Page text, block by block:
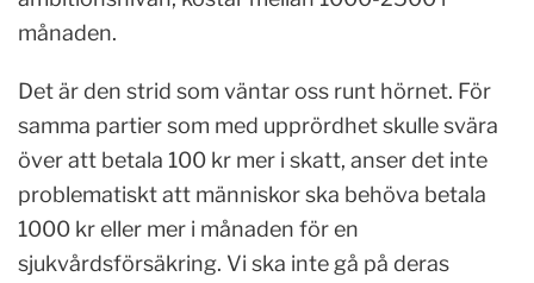
månaden.
Det är den strid som väntar oss runt hörnet. För
samma partier som med upprördhet skulle svära
över att betala 100 kr mer i skatt, anser det inte
problematiskt att människor ska behöva betala
1000 kr eller mer i månaden för en
sjukvårdsförsäkring. Vi ska inte gå på deras